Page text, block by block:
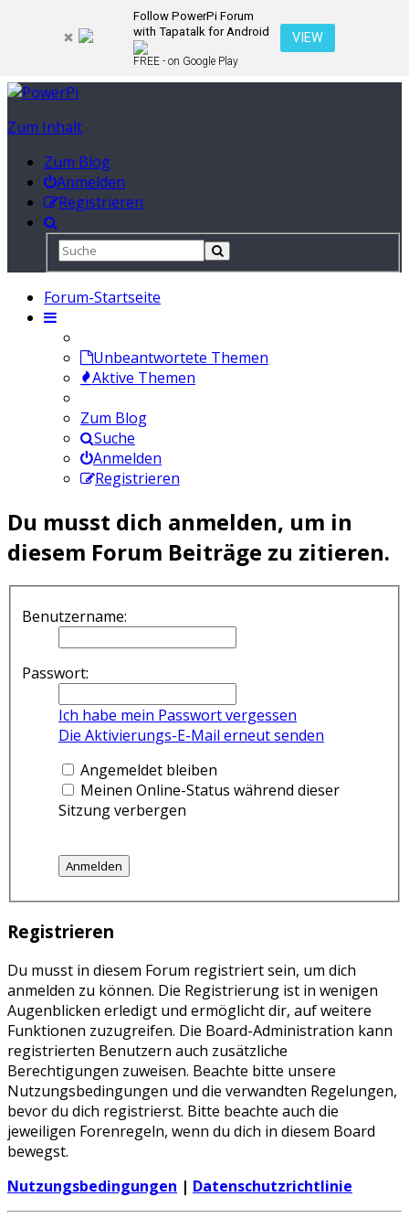
Follow PowerPi Forum
with Tapatalk for Android
FREE - on Google Play
VIEW
Zum Inhalt
Zum Blog
Anmelden
Registrieren
Forum-Startseite
Unbeantwortete Themen
Aktive Themen
Zum Blog
Suche
Anmelden
Registrieren
Du musst dich anmelden, um in
diesem Forum Beiträge zu zitieren.
Benutzername:
Passwort:
Ich habe mein Passwort vergessen
Die Aktivierungs-E-Mail erneut senden
Angemeldet bleiben
Meinen Online-Status während dieser
Sitzung verbergen
Registrieren
Du musst in diesem Forum registriert sein, um dich
anmelden zu können. Die Registrierung ist in wenigen
Augenblicken erledigt und ermöglicht dir, auf weitere
Funktionen zuzugreifen. Die Board-Administration kann
registrierten Benutzern auch zusätzliche
Berechtigungen zuweisen. Beachte bitte unsere
Nutzungsbedingungen und die verwandten Regelungen,
bevor du dich registrierst. Bitte beachte auch die
jeweiligen Forenregeln, wenn du dich in diesem Board
bewegst.
Nutzungsbedingungen | Datenschutzrichtlinie